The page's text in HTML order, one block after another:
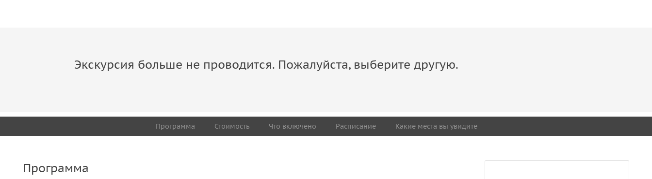
Экскурсия больше не проводится. Пожалуйста, выберите другую.
Программа Стоимость Что включено Расписание Какие места вы увидите
Программа